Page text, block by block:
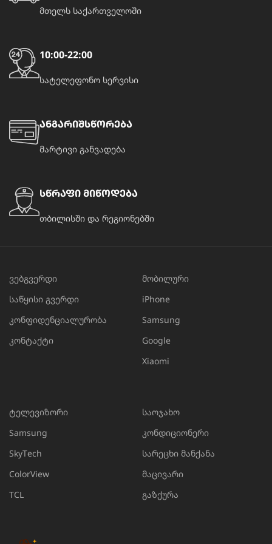
მთელს საქართველოში
10:00-22:00
სატელეფონო სერვისი
ანგარიშსწორება
მარტივი განვადება
სწრაფი მიწოდება
თბილისში და რეგიონებში
ვებგვერდი
საწყისი გვერდი
კონფიდენციალურობა
კონტაქტი
მობილური
iPhone
Samsung
Google
Xiaomi
ტელევიზორი
Samsung
SkyTech
ColorView
TCL
საოჯახო
კონდიციონერი
სარეცხი მანქანა
მაცივარი
გაზქურა